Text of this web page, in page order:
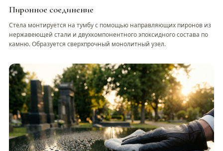
Пиронное соединение
Стела монтируется на тумбу с помощью направляющих пиронов из
нержавеющей стали и двухкомпонентного эпоксидного состава по
камню. Образуется сверхпрочный монолитный узел.